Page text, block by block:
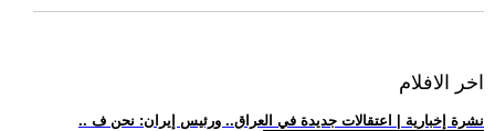
اخر الافلام
.. نشرة إخبارية | اعتقالات جديدة في العراق.. ورئيس إيران: نحن ف